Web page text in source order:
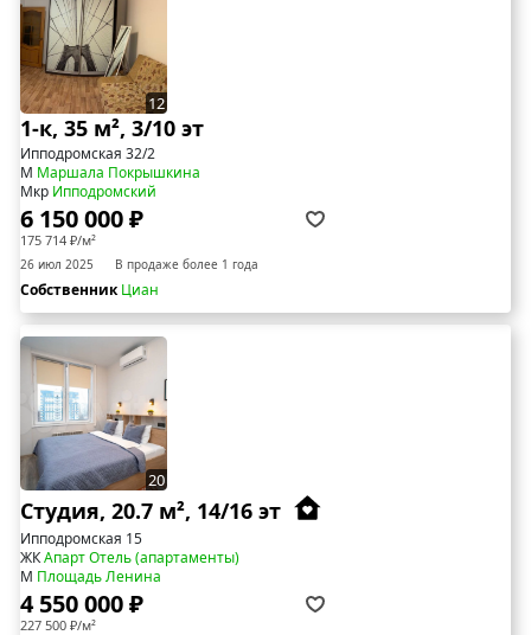
12
1-к, 35 м², 3/10 эт
Ипподромская 32/2
М Маршала Покрышкина
Мкр Ипподромский
6 150 000 ₽
175 714 ₽/м²
26 июл 2025 В продаже более 1 года
СобственникЦиан
20
Студия, 20.7 м², 14/16 эт
Ипподромская 15
ЖКАпарт Отель (апартаменты)
М Площадь Ленина
4 550 000 ₽
227 500 ₽/м²